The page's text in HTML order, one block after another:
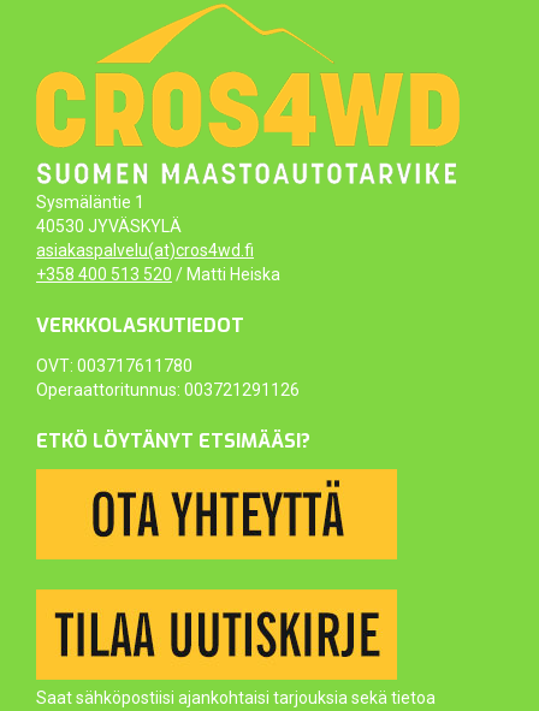
Sysmäläntie 1
40530 JYVÄSKYLÄ
asiakaspalvelu(at)cros4wd.fi
+358 400 513 520 / Matti Heiska
VERKKOLASKUTIEDOT
OVT: 003717611780
Operaattoritunnus: 003721291126
ETKÖ LÖYTÄNYT ETSIMÄÄSI?
Saat sähköpostiisi ajankohtaisi tarjouksia sekä tietoa